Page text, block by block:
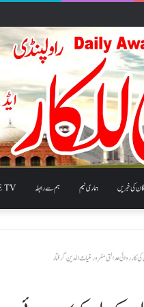
کی خبریں ہماری ٹیم ہم سے رابطہ TV
کارروائی عدالتی مفرور غیاث الدین گرفتار